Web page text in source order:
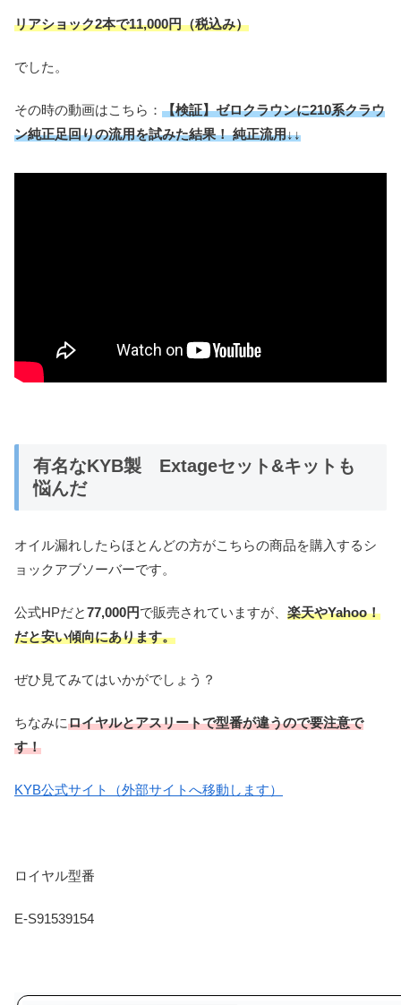
リアショック2本で11,000円（税込み）
でした。
その時の動画はこちら： 【検証】ゼロクラウンに210系クラウ
ン純正足回りの流用を試みた結果！ 純正流用↓↓
有名なKYB製 Extageセット&キットも
悩んだ
オイル漏れしたらほとんどの方がこちらの商品を購入するシ
ョックアブソーバーです。
公式HPだと77,000円で販売されていますが、 楽天やYahoo！
だと安い傾向にあります。
ぜひ見てみてはいかがでしょう？
ちなみにロイヤルとアスリートで型番が違うので要注意で
す！
KYB公式サイト（外部サイトへ移動します）
ロイヤル型番
E-S91539154